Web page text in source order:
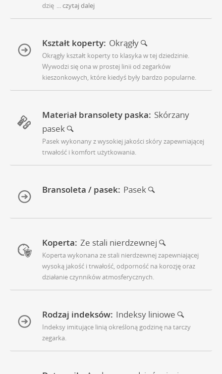
dzię ... czytaj dalej
Kształt koperty: Okrągły
Okrągły kształt koperty to klasyka w tej dziedzinie.
Wywodzi się ona w prostej linii od zegarków
kieszonkowych, które kiedyś były bardzo popularne.
Materiał bransolety paska: Skórzany
pasek
Pasek wykonany z wysokiej jakości skóry zapewniającej
trwałość i komfort użytkowania.
Bransoleta / pasek: Pasek
Koperta: Ze stali nierdzewnej
Koperta wykonana ze stali nierdzewnej zapewniającej
wysoką jakość i trwałość, odporność na korozję oraz
działanie czynników atmosferycznych.
Rodzaj indeksów: Indeksy liniowe
Indeksy imitujące linią określoną godzinę na tarczy
zegarka.